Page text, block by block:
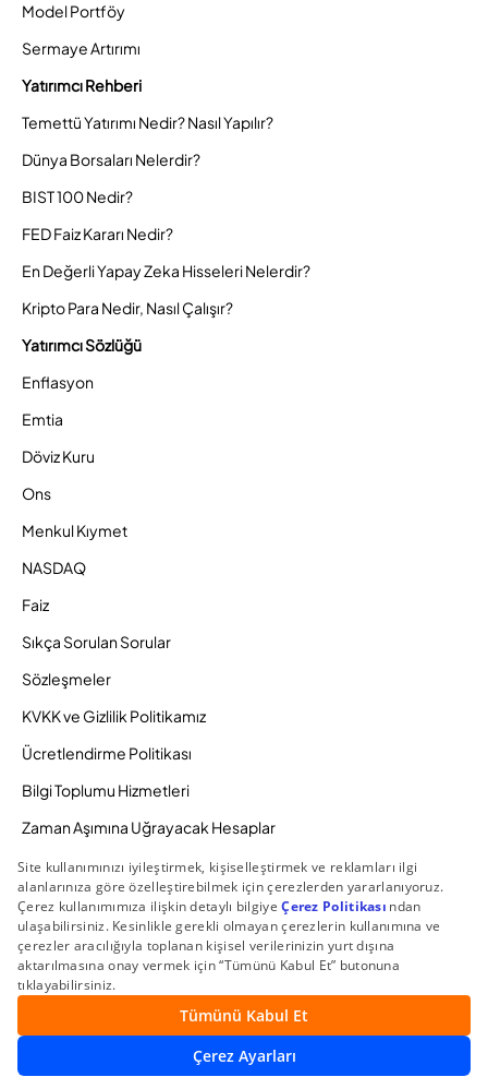
Model Portföy
Sermaye Artırımı
Yatırımcı Rehberi
Temettü Yatırımı Nedir? Nasıl Yapılır?
Dünya Borsaları Nelerdir?
BIST 100 Nedir?
FED Faiz Kararı Nedir?
En Değerli Yapay Zeka Hisseleri Nelerdir?
Kripto Para Nedir, Nasıl Çalışır?
Yatırımcı Sözlüğü
Enflasyon
Emtia
Döviz Kuru
Ons
Menkul Kıymet
NASDAQ
Faiz
Sıkça Sorulan Sorular
Sözleşmeler
KVKK ve Gizlilik Politikamız
Ücretlendirme Politikası
Bilgi Toplumu Hizmetleri
Zaman Aşımına Uğrayacak Hesaplar
Duyurular ve Kampanyalar
© 2026 Gedik Yatırım Menkul Değerler AŞ. Tüm Hakları